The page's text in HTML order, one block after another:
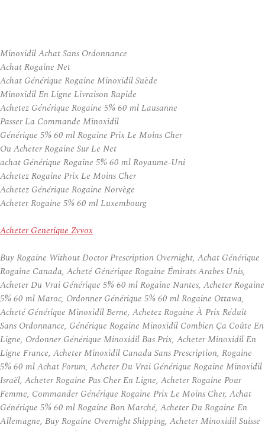
Minoxidil Achat Sans Ordonnance
Achat Rogaine Net
Achat Générique Rogaine Minoxidil Suède
Minoxidil En Ligne Livraison Rapide
Achetez Générique Rogaine 5% 60 ml Lausanne
Passer La Commande Minoxidil
Générique 5% 60 ml Rogaine Prix Le Moins Cher
Ou Acheter Rogaine Sur Le Net
achat Générique Rogaine 5% 60 ml Royaume-Uni
Achetez Rogaine Prix Le Moins Cher
Achetez Générique Rogaine Norvège
Acheter Rogaine 5% 60 ml Luxembourg
Acheter Generique Zyvox
Buy Rogaine Without Doctor Prescription Overnight, Achat Générique
Rogaine Canada, Acheté Générique Rogaine Émirats Arabes Unis,
Acheter Du Vrai Générique 5% 60 ml Rogaine Nantes, Acheter Rogaine
5% 60 ml Maroc, Ordonner Générique 5% 60 ml Rogaine Ottawa,
Acheté Générique Minoxidil Berne, Achetez Rogaine À Prix Réduit
Sans Ordonnance, Générique Rogaine Minoxidil Combien Ça Coûte En
Ligne, Ordonner Générique Minoxidil Bas Prix, Acheter Minoxidil En
Ligne France, Acheter Minoxidil Canada Sans Prescription, Rogaine
5% 60 ml Achat Forum, Acheter Du Vrai Générique Rogaine Minoxidil
Israël, Acheter Rogaine Pas Cher En Ligne, Acheter Rogaine Pour
Femme, Commander Générique Rogaine Prix Le Moins Cher, Achat
Générique 5% 60 ml Rogaine Bon Marché, Acheter Du Rogaine En
Allemagne, Buy Rogaine Overnight Shipping, Acheter Minoxidil Suisse